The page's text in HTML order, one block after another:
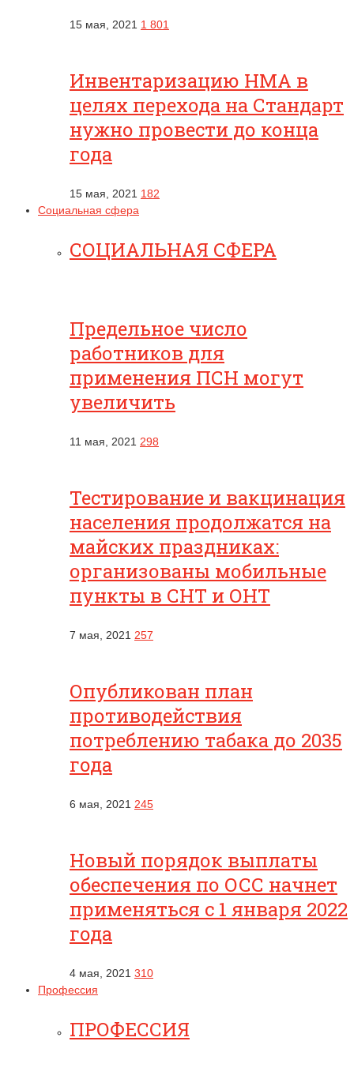
15 мая, 2021 1 801
Инвентаризацию НМА в
целях перехода на Стандарт
нужно провести до конца
года
15 мая, 2021 182
Социальная сфера
СОЦИАЛЬНАЯ СФЕРА
Предельное число
работников для
применения ПСН могут
увеличить
11 мая, 2021 298
Тестирование и вакцинация
населения продолжатся на
майских праздниках:
организованы мобильные
пункты в СНТ и ОНТ
7 мая, 2021 257
Опубликован план
противодействия
потреблению табака до 2035
года
6 мая, 2021 245
Новый порядок выплаты
обеспечения по ОСС начнет
применяться с 1 января 2022
года
4 мая, 2021 310
Профессия
ПРОФЕССИЯ